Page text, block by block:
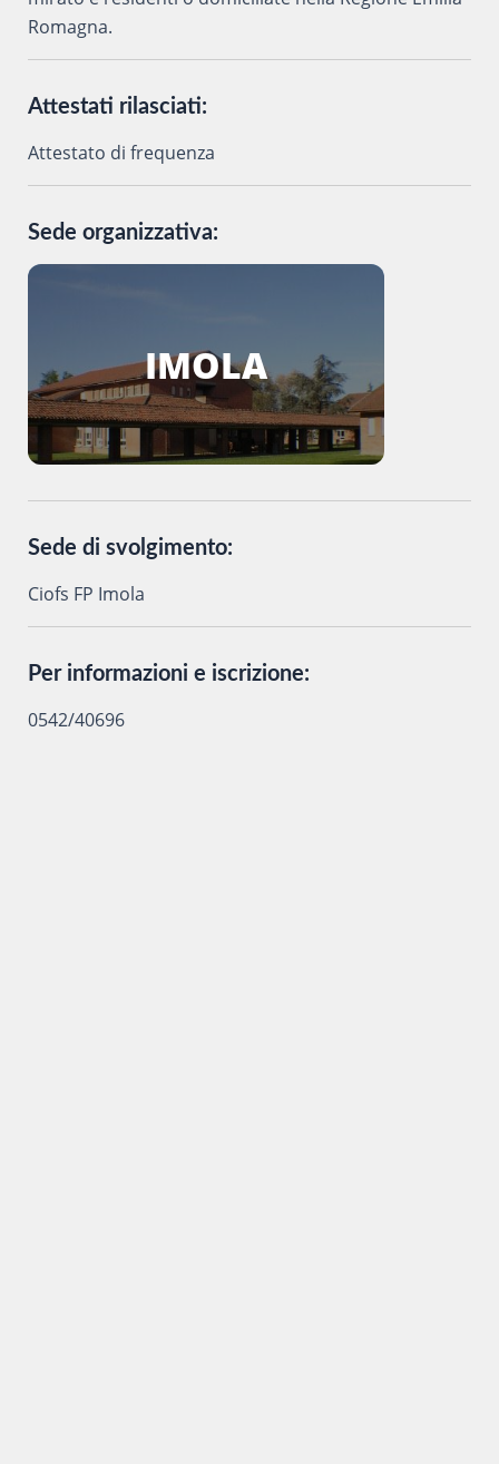
Romagna.
Attestati rilasciati:
Attestato di frequenza
Sede organizzativa:
IMOLA
Sede di svolgimento:
Ciofs FP Imola
Per informazioni e iscrizione:
0542/40696